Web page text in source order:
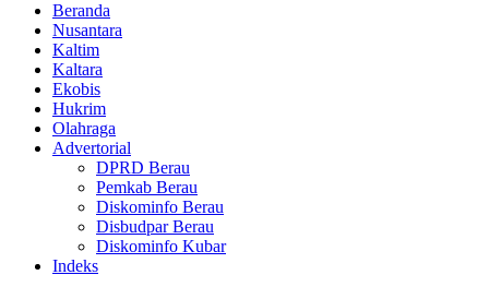
Beranda
Nusantara
Kaltim
Kaltara
Ekobis
Hukrim
Olahraga
Advertorial
DPRD Berau
Pemkab Berau
Diskominfo Berau
Disbudpar Berau
Diskominfo Kubar
Indeks